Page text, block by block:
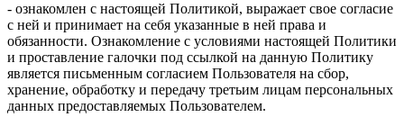
- ознакомлен с настоящей Политикой, выражает свое согласие
с ней и принимает на себя указанные в ней права и
обязанности. Ознакомление с условиями настоящей Политики
и проставление галочки под ссылкой на данную Политику
является письменным согласием Пользователя на сбор,
хранение, обработку и передачу третьим лицам персональных
данных предоставляемых Пользователем.